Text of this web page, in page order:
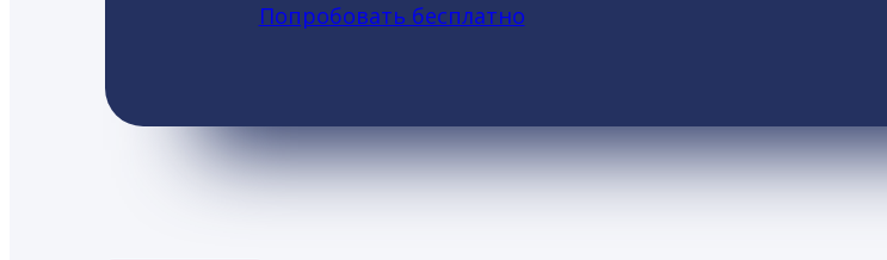
Попробовать бесплатно